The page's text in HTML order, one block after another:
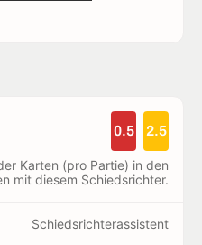
0.5 2.5
Karten (pro Partie) in den
mit diesem Schiedsrichter.
Schiedsrichterassistent